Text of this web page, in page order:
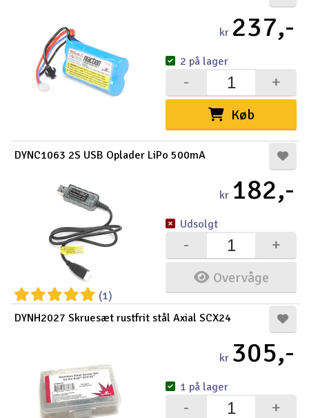
kr 237,-
Køb
+
-
2 på lager
DYNC1063 2S USB Oplader LiPo 500mA
(1)
kr 182,-
Overvåge
+
-
Udsolgt
DYNH2027 Skruesæt rustfrit stål Axial SCX24
kr 305,-
+
-
1 på lager